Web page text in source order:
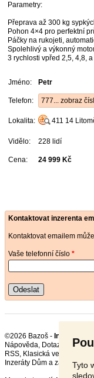
Tyto
Parametry:
Přeprava až 300 kg
Pohon 4×4 pro perfektní
Páčky na rukojeti,
Spolehlivý a výkonný
3 rychlosti vpřed 2,5, 4,8,
Jméno: Petr
Telefon: 777... zobraz
Lokalita: 411 14
Vidělo: 228 lidí
Cena: 24 999 Kč
Kontaktovat inzerenta
Kontaktovat emailem
Vaše telefonní číslo *
Odeslat
©2026 Bazoš - Inzerce,
Nápověda, Dotazy
RSS,
Inzeráty Dům a zahrada